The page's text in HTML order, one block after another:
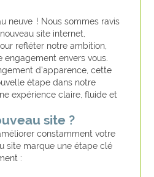
neuve ! Nous sommes ravis
site internet,
refléter notre ambition,
envers vous.
d’apparence, cette
étape dans notre
expérience claire, fluide et
site ?
constamment votre
site marque une étape clé
: